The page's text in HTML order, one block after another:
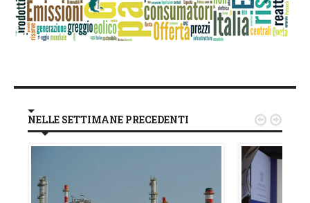
NELLE SETTIMANE PRECEDENTI  